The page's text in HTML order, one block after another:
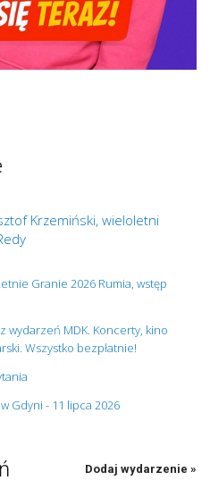
Krzemiński, wieloletni
Granie 2026 Rumia, wstęp
wydarzeń MDK. Koncerty, kino
Wszystko bezpłatnie!
Gdyni - 11 lipca 2026
Dodaj wydarzenie »